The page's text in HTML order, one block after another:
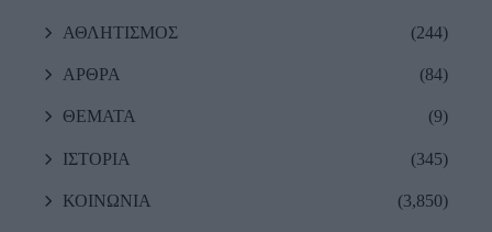
ΑΘΛΗΤΙΣΜΟΣ (244)
ΑΡΘΡΑ (84)
ΘΕΜΑΤΑ (9)
ΙΣΤΟΡΙΑ (345)
ΚΟΙΝΩΝΙΑ (3,850)